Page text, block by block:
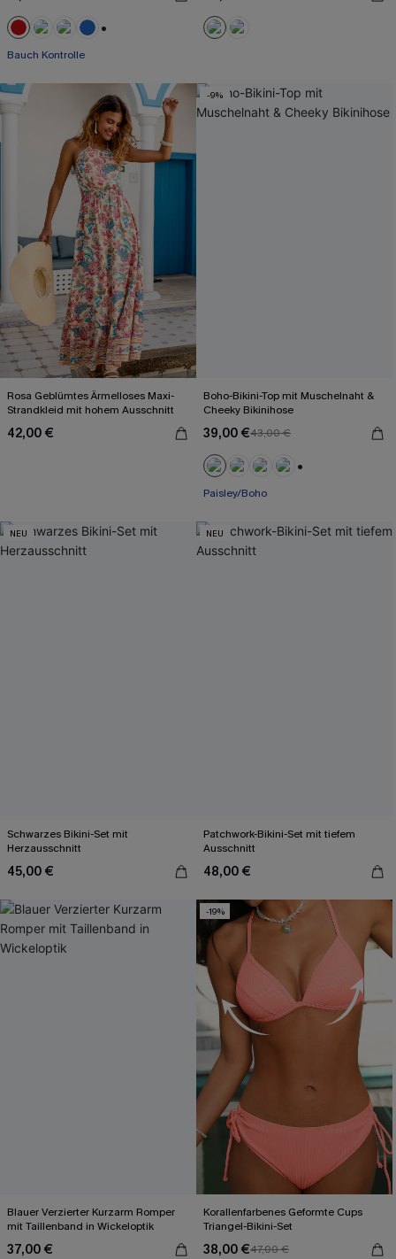
Bauch Kontrolle
Rosa Geblümtes Ärmelloses Maxi-
Strandkleid mit hohem Ausschnitt
42,00 €
-9%
Boho-Bikini-Top mit Muschelnaht &
Cheeky Bikinihose
39,00 €43,00 €
Paisley/Boho
NEU
Schwarzes Bikini-Set mit
Herzausschnitt
45,00 €
NEU
Patchwork-Bikini-Set mit tiefem
Ausschnitt
48,00 €
Blauer Verzierter Kurzarm Romper
mit Taillenband in Wickeloptik
37,00 €
-19%
Korallenfarbenes Geformte Cups
Triangel-Bikini-Set
38,00 €47,00 €